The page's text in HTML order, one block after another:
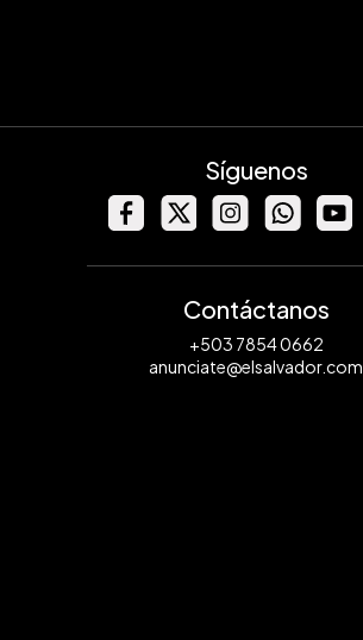
Síguenos
Contáctanos
+503 7854 0662
anunciate@elsalvador.com